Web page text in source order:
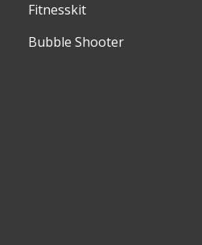
Fitnesskit
Bubble Shooter